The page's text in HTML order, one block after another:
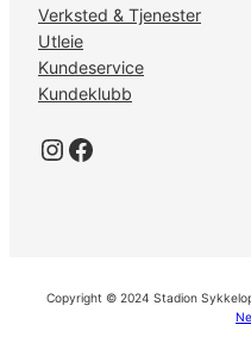
Verksted & Tjenester
Utleie
Kundeservice
Kundeklubb
Instagram Facebook
Copyright © 2024 Stadion